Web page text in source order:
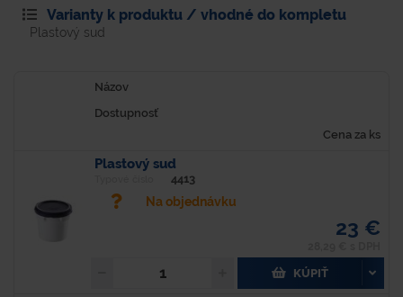
Varianty k produktu / vhodné do kompletu
Plastový sud
Názov
Dostupnosť
Cena za ks
Plastový sud
4413
Na objednávku
23 €
KÚPIŤ